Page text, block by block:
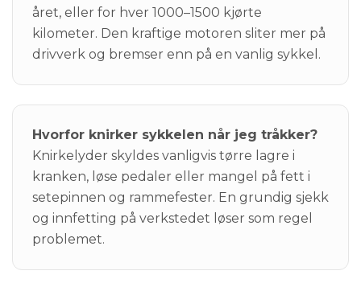
året, eller for hver 1000–1500 kjørte
kilometer. Den kraftige motoren sliter mer på
drivverk og bremser enn på en vanlig sykkel.
Hvorfor knirker sykkelen når jeg tråkker?
Knirkelyder skyldes vanligvis tørre lagre i
kranken, løse pedaler eller mangel på fett i
setepinnen og rammefester. En grundig sjekk
og innfetting på verkstedet løser som regel
problemet.